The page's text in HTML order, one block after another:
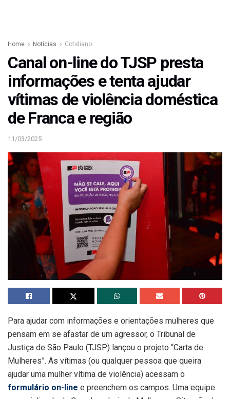
Home Notícias Cotidiano
Canal on-line do TJSP presta
informações e tenta ajudar
vítimas de violência doméstica
de Franca e região
11/03/2025
Para ajudar com informações e orientações mulheres que
pensam em se afastar de um agressor, o Tribunal de
Justiça de São Paulo (TJSP) lançou o projeto “Carta de
Mulheres”. As vítimas (ou qualquer pessoa que queira
ajudar uma mulher vítima de violência) acessam o
formulário on-line e preenchem os campos. Uma equipe